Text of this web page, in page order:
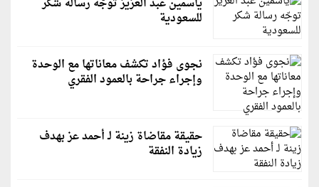
للسعودية
نجوى فؤاد تكشف معاناتها مع الوحدة
وإجراء جراحة بالعمود الفقري
حقيقة مقاضاة زينة لـ أحمد عز بهدف
زيادة النفقة